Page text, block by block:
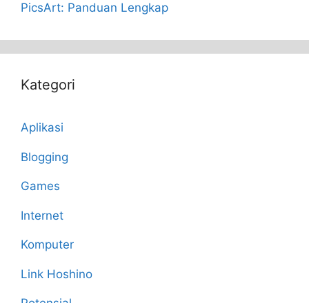
PicsArt: Panduan Lengkap
Kategori
Aplikasi
Blogging
Games
Internet
Komputer
Link Hoshino